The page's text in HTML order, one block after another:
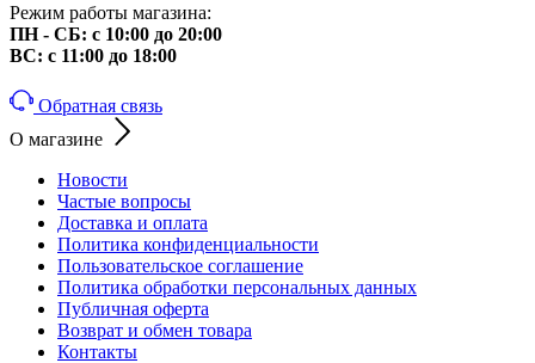
Режим работы магазина:
ПН - СБ: с 10:00 до 20:00
ВС: с 11:00 до 18:00
Обратная связь
О магазине
Новости
Частые вопросы
Доставка и оплата
Политика конфиденциальности
Пользовательское соглашение
Политика обработки персональных данных
Публичная оферта
Возврат и обмен товара
Контакты